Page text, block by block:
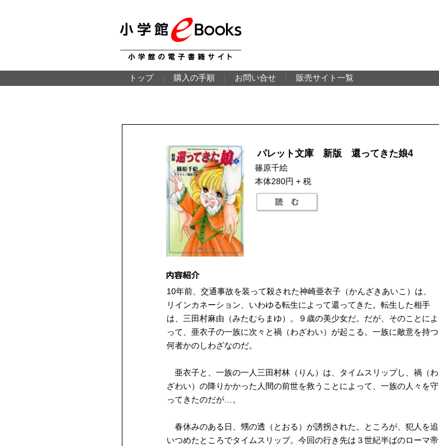
トップ 購入の手順 お問い合せ 販売サイト一覧
パレット文庫 新版 還ってきた娘4
篠原千絵
本体280円 + 税
10年前、交通事故を装って殺された神崎亜衣子（かんざきあいこ）は、
リインカネーション、いわゆる転生によって還ってきた。転生した相手
は、三田村麻由（みたむらまゆ）。９歳の美少女だ。だが、そのことによ
って、亜衣子の一族に次々と禍（わざわい）が起こる。一族に敵意を持つ
何者かのしわざなのだ。
亜衣子と、一族の一人三田村林（りん）は、タイムスリップし、禍（わ
ざわい）の降りかかった人間の前世を救うことによって、一族の人々を守
ってきたのだが…。
春休みのある日、甥の透（とおる）が誘拐された。ところが、犯人を追
いつめたところでタイムスリップ。今回の行き先は３世紀半ばのローマ帝